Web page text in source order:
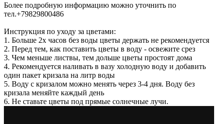
Более подробную информацию можно уточнить по
тел.+79829800486
Инструкция по уходу за цветами:
1. Больше 2х часов без воды цветы держать не рекомендуется
2. Перед тем, как поставить цветы в воду - освежите срез
3. Чем меньше листвы, тем дольше цветы простоят дома
4. Рекомендуется наливать в вазу холодную воду и добавить
один пакет кризала на литр воды
5. Воду с кризалом можно менять через 3-4 дня. Воду без
кризала меняйте каждый день
6. Не ставьте цветы под прямые солнечные лучи.